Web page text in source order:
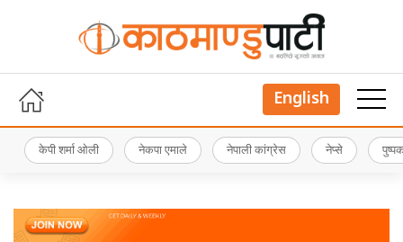
English
केपी शर्मा ओली नेकपा एमाले नेपाली कांग्रेस नेप्से